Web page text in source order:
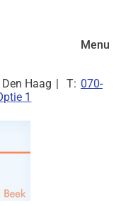
Den Haag Tel:
070-
1
Menu